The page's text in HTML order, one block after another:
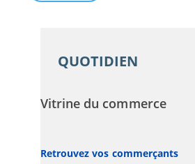
QUOTIDIEN
Vitrine du commerce
Retrouvez vos commerçants